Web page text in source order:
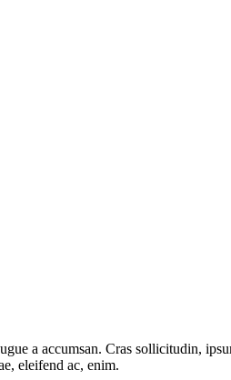
a accumsan. Cras sollicitudin,
eleifend ac, enim.